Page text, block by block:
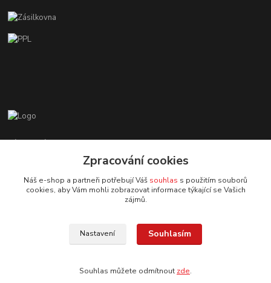
Zákaznická podpora EshopMB.cz
+420 606 622 002
eshopmb@seznam.cz
© Copyright 2024 Martha Black
Zpracování cookies
Náš e-shop a partneři potřebují Váš souhlas s použitím souborů
cookies, aby Vám mohli zobrazovat informace týkající se Vašich
zájmů.
Nastavení Souhlasím
Souhlas můžete odmítnout zde.